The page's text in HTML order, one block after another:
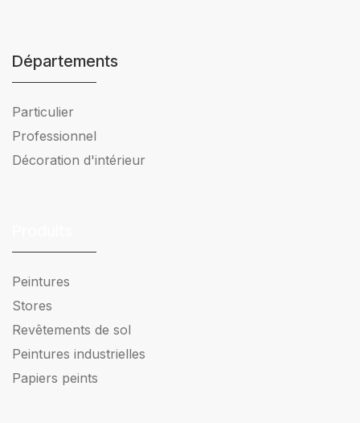
Départements
Particulier
Professionnel
Décoration d'intérieur
Peintures
Stores
Revêtements de sol
Peintures industrielles
Papiers peints